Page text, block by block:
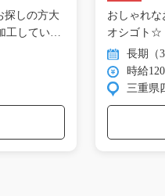
探しの方大
工してい…
おしゃれ
オシゴト☆
る… 長期（
時給
三重県